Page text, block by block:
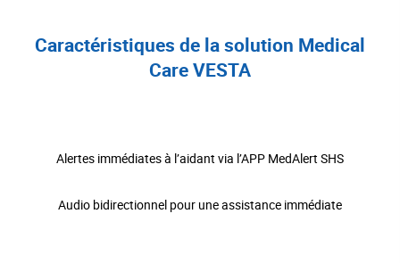
Caractéristiques de la solution Medical
Care VESTA
Alertes immédiates à l’aidant via l’APP MedAlert SHS
Audio bidirectionnel pour une assistance immédiate